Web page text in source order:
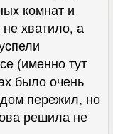
комнат и
хватило, а
(именно тут
было очень
пережил, но
решила не